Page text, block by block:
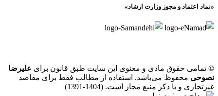
«نماد اعتماد و مجوز وزارت ارشاد»
© تمامی حقوق مادی و معنوی این سایت طبق قانون برای علیرضا
نصوحی محفوظ می‌باشد. استفاده از مطالب فقط برای مقاصد
غیرتجاری و با ذکر منبع مجاز است. (1404-1391)